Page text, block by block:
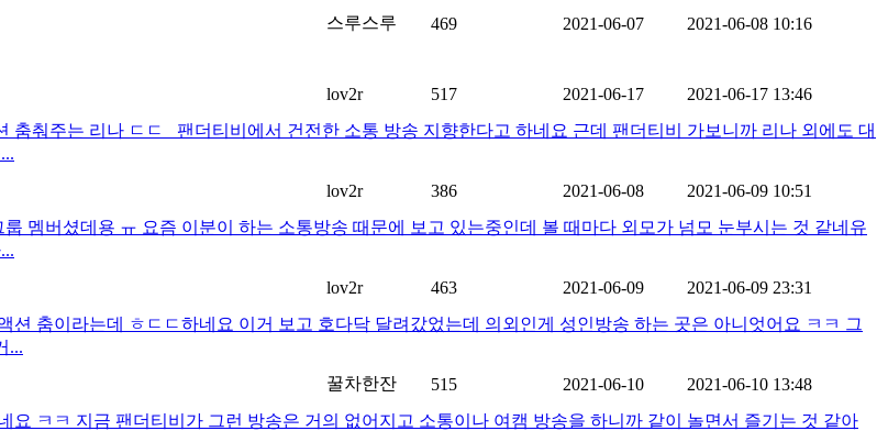
스루스루 469 2021-06-07 2021-06-08 10:16
lov2r 517 2021-06-17
2021-06-17 13:46
춤춰주는 리나 ㄷㄷ 팬더티비에서 건전한 소통 방송 지향한다고 하네요 근데 팬더티비 가보니까 리나 외에도 대
lov2r 386 2021-06-08
2021-06-09 10:51
멤버셨데용 ㅠ 요즘 이분이 하는 소통방송 때문에 보고 있는중인데 볼 때마다 외모가 넘모 눈부시는 것 같네유
lov2r 463 2021-06-09
2021-06-09 23:31
춤이라는데 ㅎㄷㄷ하네요 이거 보고 호다닥 달려갔었는데 의외인게 성인방송 하는 곳은 아니엇어요 ㅋㅋ 그
...
꿀차한잔 515 2021-06-10
2021-06-10 13:48
ㅋㅋ 지금 팬더티비가 그런 방송은 거의 없어지고 소통이나 여캠 방송을 하니까 같이 놀면서 즐기는 것 같아